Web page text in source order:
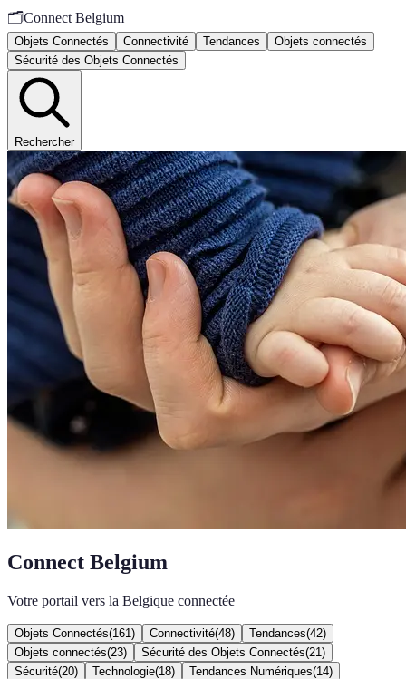
🗂️Connect Belgium
Objets Connectés Connectivité Tendances
Objets connectés
Sécurité des Objets Connectés
Rechercher
Connect Belgium
Votre portail vers la Belgique connectée
Objets Connectés(161 ) Connectivité(48) Tendances(42)
Objets connectés(23) Sécurité des Objets Connectés(21 )
Sécurité(20) Technologie(18) Tendances Numériques(14)